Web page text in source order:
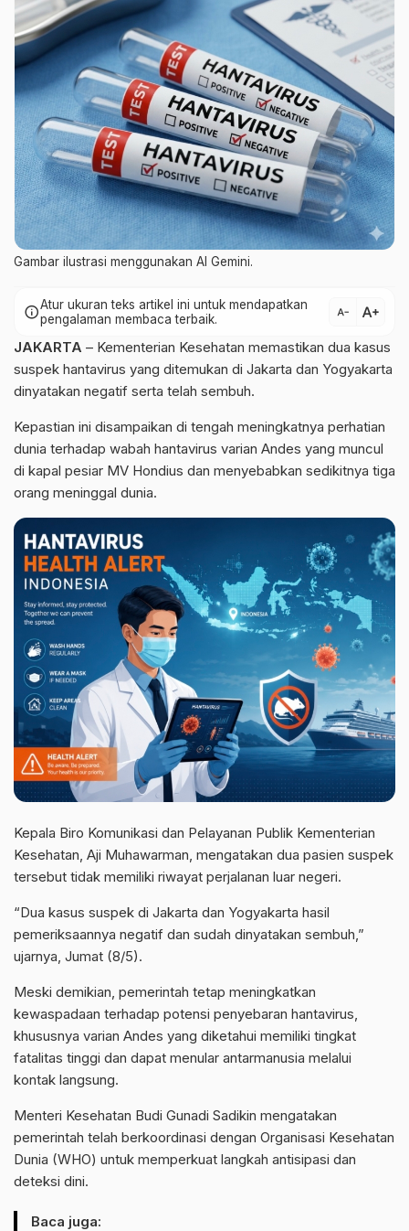
Gambar ilustrasi menggunakan AI Gemini.
infoAtur ukuran teks artikel ini untuk mendapatkan
pengalaman membaca terbaik.
text_decrease text_increase
JAKARTA – Kementerian Kesehatan memastikan dua kasus
suspek hantavirus yang ditemukan di Jakarta dan Yogyakarta
dinyatakan negatif serta telah sembuh.
Kepastian ini disampaikan di tengah meningkatnya perhatian
dunia terhadap wabah hantavirus varian Andes yang muncul
di kapal pesiar MV Hondius dan menyebabkan sedikitnya tiga
orang meninggal dunia.
Kepala Biro Komunikasi dan Pelayanan Publik Kementerian
Kesehatan, Aji Muhawarman, mengatakan dua pasien suspek
tersebut tidak memiliki riwayat perjalanan luar negeri.
“Dua kasus suspek di Jakarta dan Yogyakarta hasil
pemeriksaannya negatif dan sudah dinyatakan sembuh,”
ujarnya, Jumat (8/5).
Meski demikian, pemerintah tetap meningkatkan
kewaspadaan terhadap potensi penyebaran hantavirus,
khususnya varian Andes yang diketahui memiliki tingkat
fatalitas tinggi dan dapat menular antarmanusia melalui
kontak langsung.
Menteri Kesehatan Budi Gunadi Sadikin mengatakan
pemerintah telah berkoordinasi dengan Organisasi Kesehatan
Dunia (WHO) untuk memperkuat langkah antisipasi dan
deteksi dini.
Baca juga: